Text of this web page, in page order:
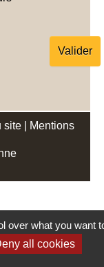
site Mentions
over what you want
all cookies